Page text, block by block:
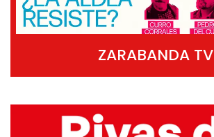
ZARABANDA TV